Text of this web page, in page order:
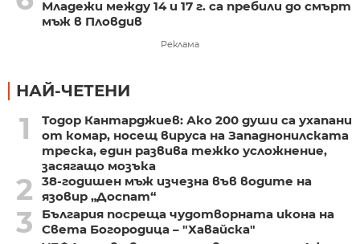
Младежи между 14 и 17 г. са пребили до смърт
мъж в Пловдив
Реклама
НАЙ-ЧЕТЕНИ
1
Тодор Кантарджиев: Ако 200 души са ухапани
от комар, носещ вируса на Западнонилската
треска, един развива тежко усложнение,
засягащо мозъка
2
38-годишен мъж изчезна във водите на
язовир „Доспат“
3
България посреща чудотворната икона на
Света Богородица – "Хавайска"